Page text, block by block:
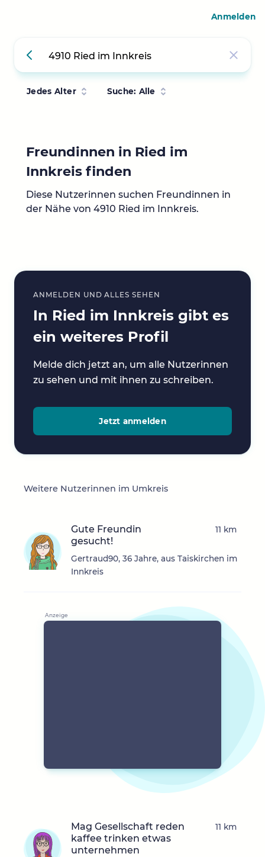
Jedes Alter Suche: Alle
Freundinnen in Ried im
Innkreis finden
Diese Nutzerinnen suchen Freundinnen in
der Nähe von 4910 Ried im Innkreis.
ANMELDEN UND ALLES SEHEN
In Ried im Innkreis gibt es
ein weiteres Profil
Melde dich jetzt an, um alle Nutzerinnen
zu sehen und mit ihnen zu schreiben.
Jetzt anmelden
Weitere Nutzerinnen im Umkreis
Gute Freundin
gesucht!
Gertraud90, 36 Jahre, aus Taiskirchen im
Innkreis
11 km
Mag Gesellschaft reden
kaffee trinken etwas
unternehmen
11 km
Anmelden